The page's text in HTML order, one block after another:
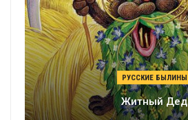
РУССКИЕ БЫЛИНЫ
Житный Дед